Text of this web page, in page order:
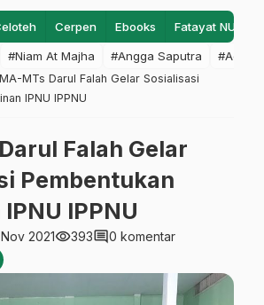
Cerpen Ebooks Fatayat NU
#Niam At Majha #Angga Saputra #Admin
MA-MTs Darul Falah Gelar Sosialisasi
IPNU IPPNU
Falah Gelar
Pembentukan
IPPNU
2021visibility393comment0 komentar